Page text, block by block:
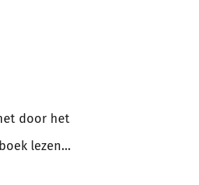
door het
lezen…